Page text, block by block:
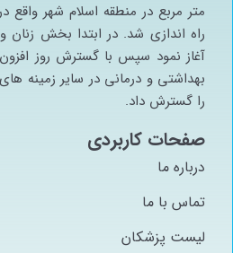
متر مربع در منطقه اسلام شهر واقع
راه اندازي شد. در ابتدا بخش زنان
آغاز نمود سپس با گسترش روز
بهداشتي و درماني در ساير زمينه
را گسترش داد.
صفحات کاربردی
درباره ما
تماس با ما
لیست پزشکان